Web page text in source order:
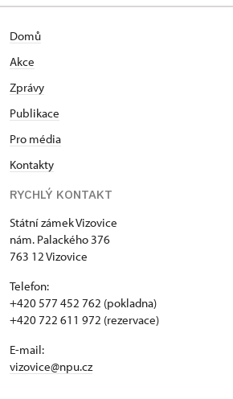
Domů
Akce
Zprávy
Publikace
Pro média
Kontakty
RYCHLÝ KONTAKT
Státní zámek Vizovice
nám. Palackého 376
763 12 Vizovice
Telefon:
+420 577 452 762 (pokladna)
+420 722 611 972 (rezervace)
E-mail:
vizovice@npu.cz